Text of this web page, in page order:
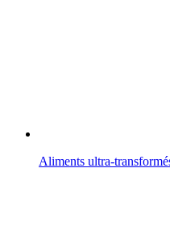
Aliments ultra-